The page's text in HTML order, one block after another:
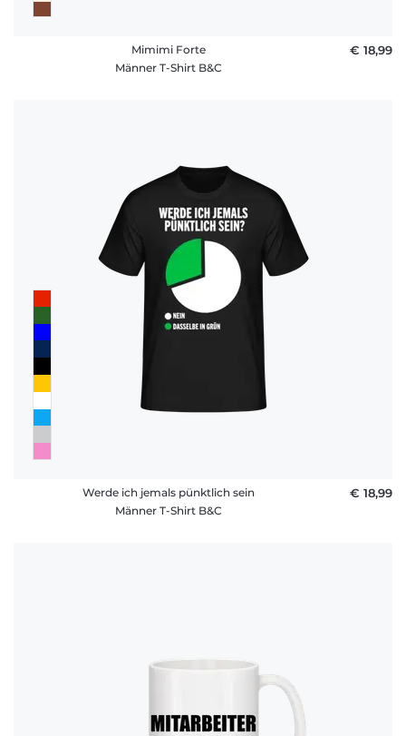
Mimimi Forte
Männer T-Shirt B&C
€ 18,99
Werde ich jemals pünktlich sein
Männer T-Shirt B&C
€ 18,99